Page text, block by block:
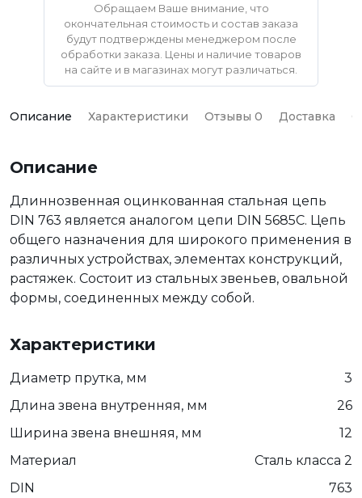
Обращаем Ваше внимание, что
окончательная стоимость и состав заказа
будут подтверждены менеджером после
обработки заказа. Цены и наличие товаров
на сайте и в магазинах могут различаться.
Описание Характеристики Отзывы 0 Доставка
Описание
Длиннозвенная оцинкованная стальная цепь
DIN 763 является аналогом цепи DIN 5685C. Цепь
общего назначения для широкого применения в
различных устройствах, элементах конструкций,
растяжек. Состоит из стальных звеньев, овальной
формы, соединенных между собой.
Характеристики
Диаметр прутка, мм
3
Длина звена внутренняя, мм
26
Ширина звена внешняя, мм
12
Материал
Сталь класса 2
DIN
763